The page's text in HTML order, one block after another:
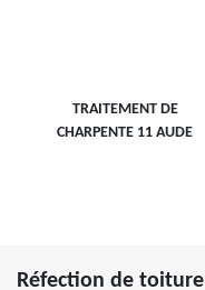
TRAITEMENT DE
CHARPENTE 11 AUDE
Réfection de toiture